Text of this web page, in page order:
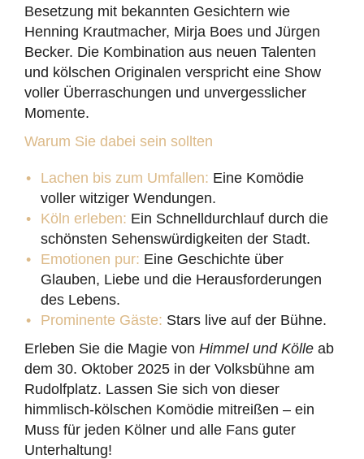
Besetzung mit bekannten Gesichtern wie
Henning Krautmacher, Mirja Boes und Jürgen
Becker. Die Kombination aus neuen Talenten
und kölschen Originalen verspricht eine Show
voller Überraschungen und unvergesslicher
Momente.
Warum Sie dabei sein sollten
Lachen bis zum Umfallen: Eine Komödie
voller witziger Wendungen.
Köln erleben: Ein Schnelldurchlauf durch die
schönsten Sehenswürdigkeiten der Stadt.
Emotionen pur: Eine Geschichte über
Glauben, Liebe und die Herausforderungen
des Lebens.
Prominente Gäste: Stars live auf der Bühne.
Erleben Sie die Magie von Himmel und Kölle ab
dem 30. Oktober 2025 in der Volksbühne am
Rudolfplatz. Lassen Sie sich von dieser
himmlisch-kölschen Komödie mitreißen – ein
Muss für jeden Kölner und alle Fans guter
Unterhaltung!